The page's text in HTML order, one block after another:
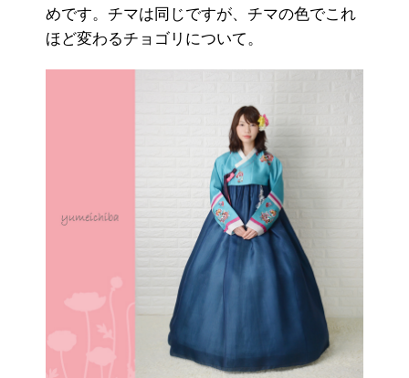
めです。チマは同じですが、チマの色でこれ
ほど変わるチョゴリについて。